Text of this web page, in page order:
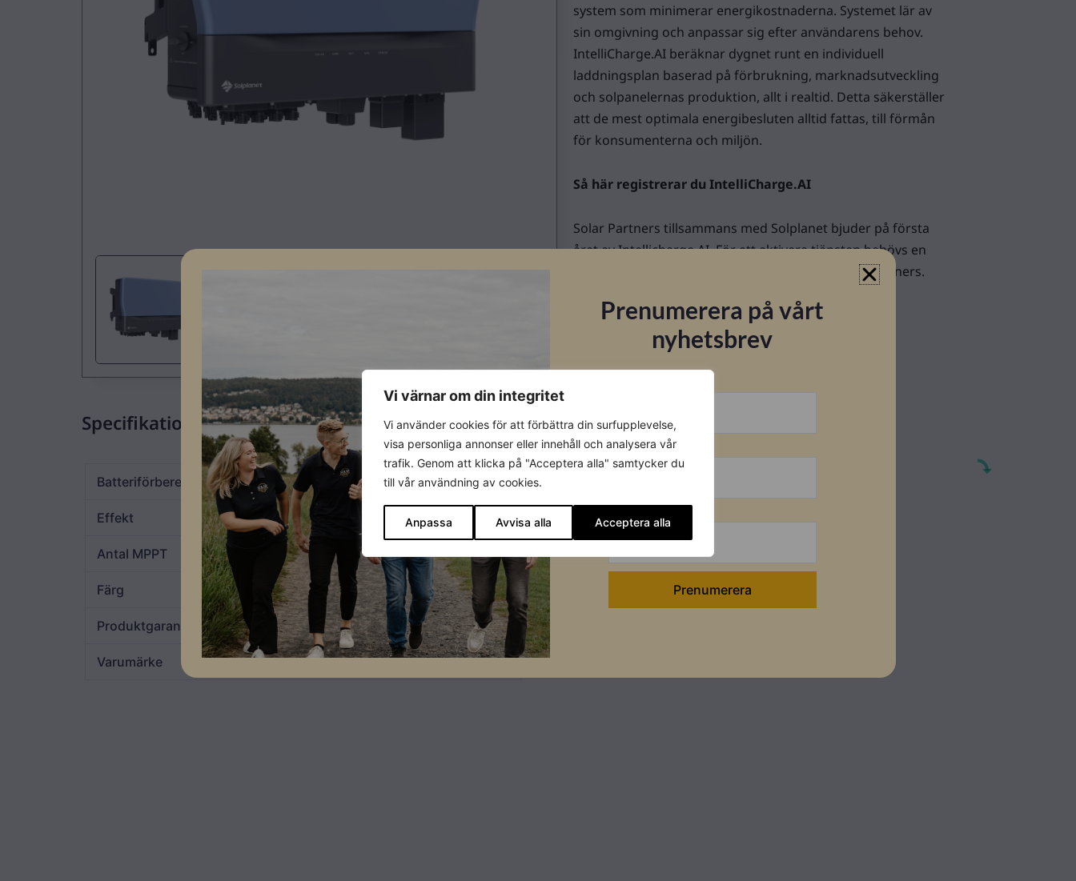
Vi värnar om din integritet
Vi använder cookies för att förbättra din surfupplevelse,
visa personliga annonser eller innehåll och analysera vår
trafik. Genom att klicka på "Acceptera alla" samtycker du
till vår användning av cookies.
Anpassa Avvisa alla Acceptera alla
system som minimerar energikostnaderna. Systemet lär av
sin omgivning och anpassar sig efter användarens behov.
IntelliCharge.AI beräknar dygnet runt en individuell
laddningsplan baserad på förbrukning, marknadsutveckling
och solpanelernas produktion, allt i realtid. Detta säkerställer
att de mest optimala energibesluten alltid fattas, till förmån
för konsumenterna och miljön.
Så här registrerar du IntelliCharge.AI
Solar Partners tillsammans med Solplanet bjuder på första
året av Intellicharge AI. För att aktivera tjänsten behövs en
licens/produktnyckel som tillhandahålls av Solar Partners.
montageanvisningar.
Specifikationer
Batteriförberedd JA
Effekt 30kW
Antal MPPT
Färg Blå
Produktgaranti 10 år
Varumärke Solplanet
Datablad
Ladda ner
Prenumerera på vårt
nyhetsbrev
Förnamn
Efternamn